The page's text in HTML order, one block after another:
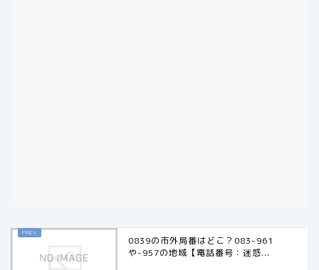
0839の市外局番はどこ？083-961
や-957の地域【電話番号：迷惑...